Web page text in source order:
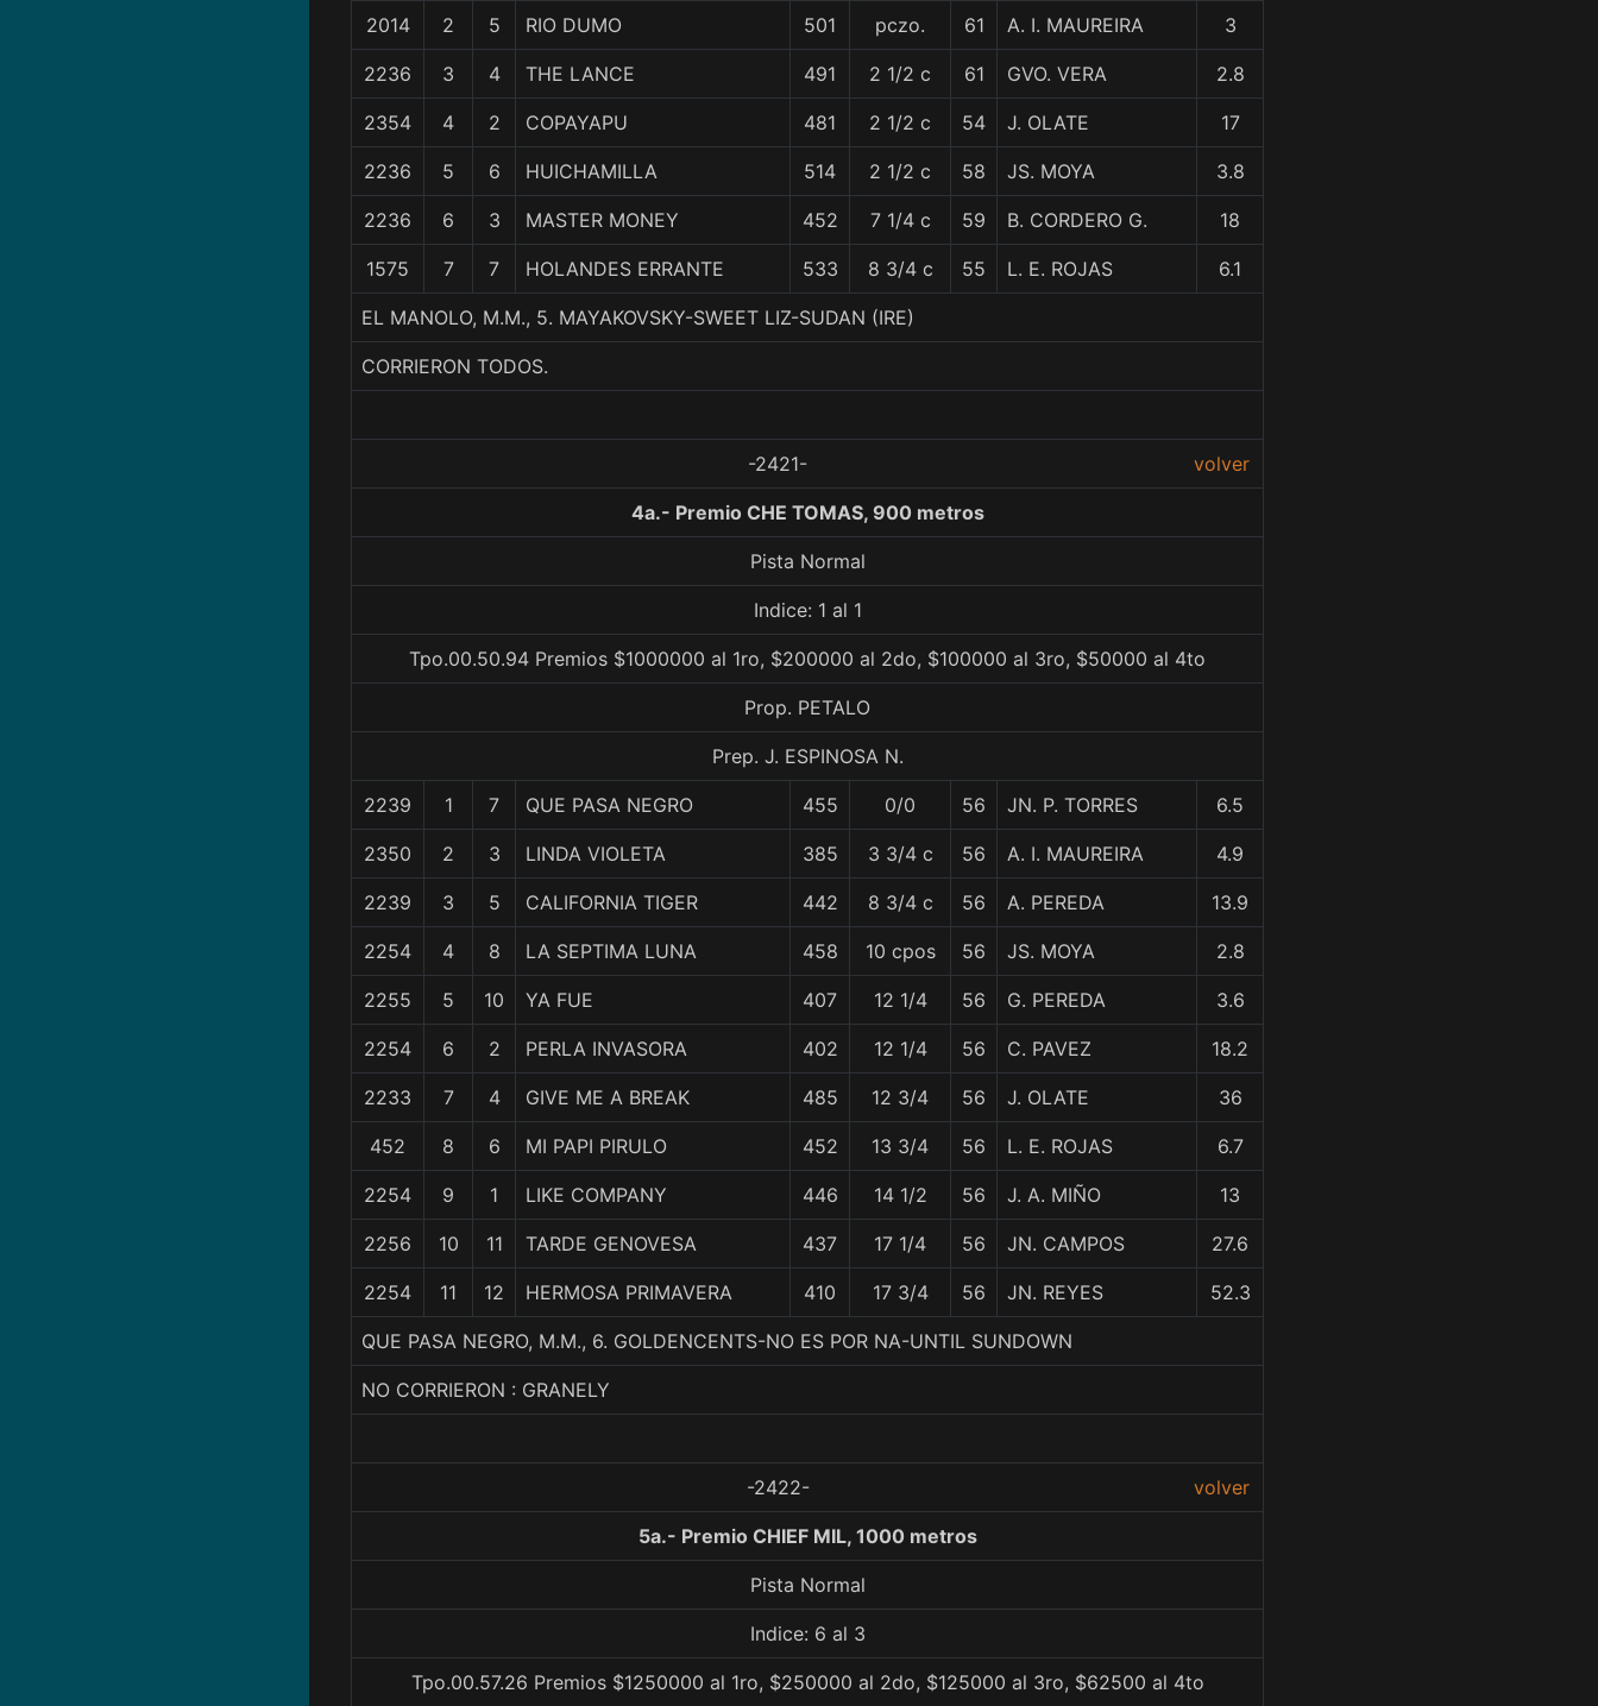
2014 2 5 RIO DUMO 501 pczo. 61 A. I. MAUREIRA 3
2236 3 4 THE LANCE 491 2 1/2 c 61 GVO. VERA 2.8
2354 4 2 COPAYAPU 481 2 1/2 c 54 J. OLATE 17
2236 5 6 HUICHAMILLA 514 2 1/2 c 58 JS. MOYA 3.8
2236 6 3 MASTER MONEY 452 7 1/4 c 59 B. CORDERO G. 18
1575 7 7 HOLANDES ERRANTE 533 8 3/4 c 55 L. E. ROJAS 6.1
EL MANOLO, M.M., 5. MAYAKOVSKY-SWEET LIZ-SUDAN (IRE)
CORRIERON TODOS.
-2421- volver
4a.- Premio CHE TOMAS, 900 metros
Pista Normal
Indice: 1 al 1
Tpo.00.50.94 Premios $1000000 al 1ro, $200000 al 2do, $100000 al 3ro, $50000 al 4to
Prop. PETALO
Prep. J. ESPINOSA N.
2239 1 7 QUE PASA NEGRO 455 0/0 56 JN. P. TORRES 6.5
2350 2 3 LINDA VIOLETA 385 3 3/4 c 56 A. I. MAUREIRA 4.9
2239 3 5 CALIFORNIA TIGER 442 8 3/4 c 56 A. PEREDA 13.9
2254 4 8 LA SEPTIMA LUNA 458 10 cpos 56 JS. MOYA 2.8
2255 5 10 YA FUE 407 12 1/4 56 G. PEREDA 3.6
2254 6 2 PERLA INVASORA 402 12 1/4 56 C. PAVEZ 18.2
2233 7 4 GIVE ME A BREAK 485 12 3/4 56 J. OLATE 36
452 8 6 MI PAPI PIRULO 452 13 3/4 56 L. E. ROJAS 6.7
2254 9 1 LIKE COMPANY 446 14 1/2 56 J. A. MIÑO 13
2256 10 11 TARDE GENOVESA 437 17 1/4 56 JN. CAMPOS 27.6
2254 11 12 HERMOSA PRIMAVERA 410 17 3/4 56 JN. REYES 52.3
QUE PASA NEGRO, M.M., 6. GOLDENCENTS-NO ES POR NA-UNTIL SUNDOWN
NO CORRIERON : GRANELY
-2422- volver
5a.- Premio CHIEF MIL, 1000 metros
Pista Normal
Indice: 6 al 3
Tpo.00.57.26 Premios $1250000 al 1ro, $250000 al 2do, $125000 al 3ro, $62500 al 4to